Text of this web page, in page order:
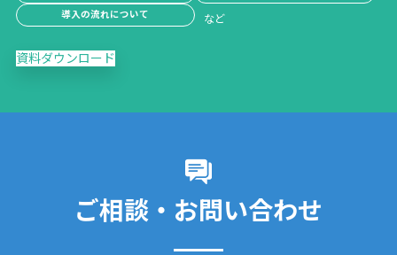
導入の流れについて
資料ダウンロード
ご相談・お問い合わせ